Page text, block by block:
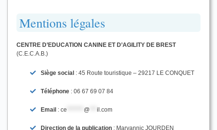
Mentions légales
CENTRE D’EDUCATION CANINE ET D’AGILITY DE BREST
(C.E.C.A.B.)
Siège social : 45 Route touristique – 29217 LE CONQUET
Téléphone : 06 67 69 07 84
Email : ce @ il.com
Direction de la publication : Maryannic JOURDEN